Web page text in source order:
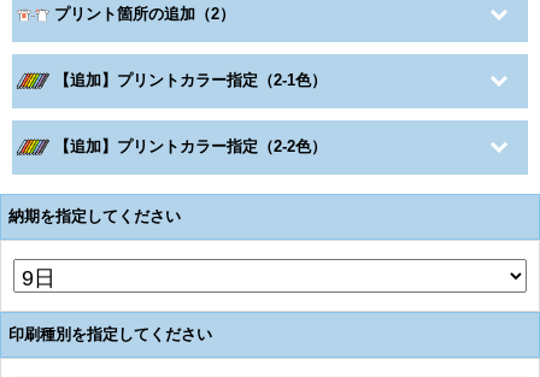
プリント箇所の追加（2）
【追加】プリントカラー指定（2-1色）
【追加】プリントカラー指定（2-2色）
納期を指定してください
印刷種別を指定してください